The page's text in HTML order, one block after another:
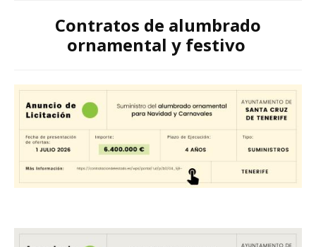
Contratos de alumbrado
ornamental y festivo